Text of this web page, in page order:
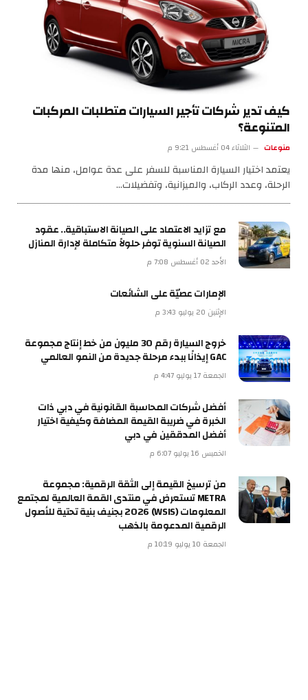
كيف تدير شركات تأجير السيارات متطلبات المركبات
المتنوعة؟
منوعات الثلاثاء 04 أغسطس 9:21 م
يعتمد اختيار السيارة المناسبة للسفر على عدة عوامل، منها مدة
الرحلة، وعدد الركاب، والميزانية، وتفضيلات…
مع تزايد الاعتماد على الصيانة الاستباقية.. عقود
الصيانة السنوية توفر حلولاً متكاملة لإدارة المنازل
الأحد 02 أغسطس 7:08 م
الإمارات عصيّة على الشائعات
الإثنين 20 يوليو 3:43 م
خروج السيارة رقم 30 مليون من خط إنتاج مجموعة
GAC إيذانًا ببدء مرحلة جديدة من النمو العالمي
الجمعة 17 يوليو 4:47 م
أفضل شركات المحاسبة القانونية في دبي ذات
الخبرة في ضريبة القيمة المضافة وكيفية اختيار
أفضل المدققين في دبي
الخميس 16 يوليو 6:07 م
من ترسيخ القيمة إلى الثقة الرقمية: مجموعة
METRA تستعرض في منتدى القمة العالمية لمجتمع
المعلومات (WSIS) 2026 بجنيف بنية تحتية للأصول
الرقمية المدعومة بالذهب
الجمعة 10 يوليو 10:19 م